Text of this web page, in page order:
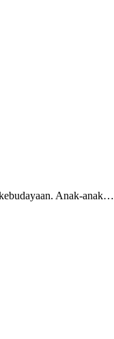
Anak-anak…